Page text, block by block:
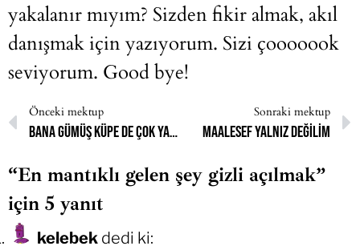
yakalanır mıyım? Sizden fikir almak, akıl
danışmak için yazıyorum. Sizi çooooook
seviyorum. Good bye!
Önceki mektup
Bana gümüş küpe de çok yakışır
Sonraki mektup
Maalesef yalnız değilim
“En mantıklı gelen şey gizli açılmak”
için 5 yanıt
kelebek dedi ki: